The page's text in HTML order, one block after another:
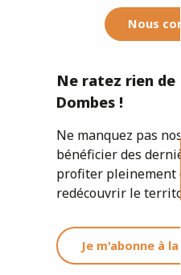
Nous
Ne ratez rien de
Dombes !
Ne manquez pas
bénéficier des
profiter pleinement
redécouvrir le
Je m'abonne à